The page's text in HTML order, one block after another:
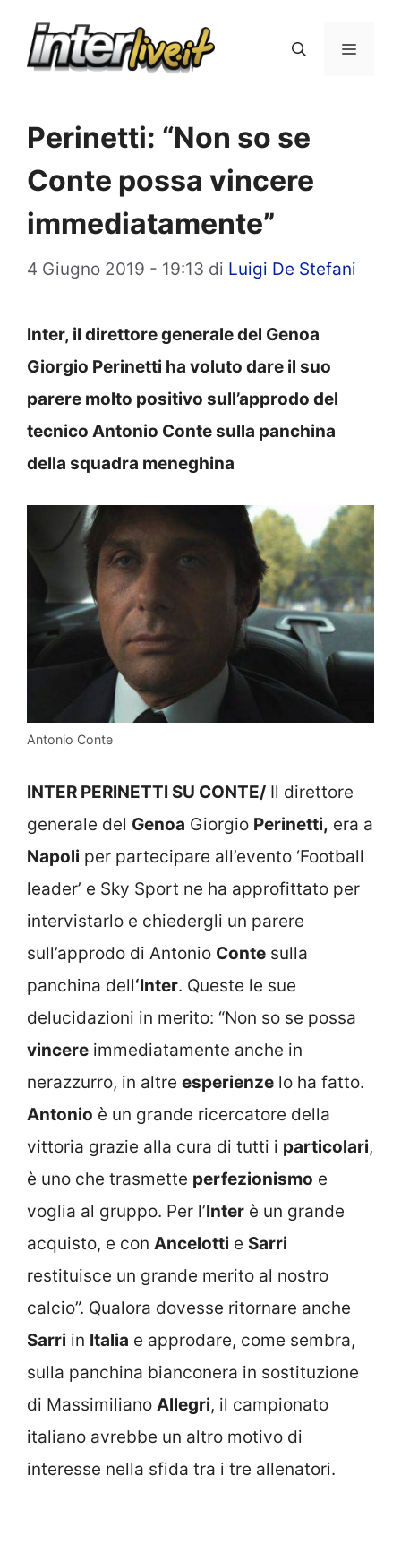
Menu
Perinetti: “Non so se
Conte possa vincere
immediatamente”
4 Giugno 2019 - 19:13 di Luigi De Stefani
Inter, il direttore generale del Genoa
Giorgio Perinetti ha voluto dare il suo
parere molto positivo sull’approdo del
tecnico Antonio Conte sulla panchina
della squadra meneghina
Antonio Conte
INTER PERINETTI SU CONTE/ Il direttore
generale del Genoa Giorgio Perinetti, era a
Napoli per partecipare all’evento ‘Football
leader’ e Sky Sport ne ha approfittato per
intervistarlo e chiedergli un parere
sull’approdo di Antonio Conte sulla
panchina dell‘Inter. Queste le sue
delucidazioni in merito: “Non so se possa
vincere immediatamente anche in
nerazzurro, in altre esperienze lo ha fatto.
Antonio è un grande ricercatore della
vittoria grazie alla cura di tutti i particolari,
è uno che trasmette perfezionismo e
voglia al gruppo. Per l’Inter è un grande
acquisto, e con Ancelotti e Sarri
restituisce un grande merito al nostro
calcio”. Qualora dovesse ritornare anche
Sarri in Italia e approdare, come sembra,
sulla panchina bianconera in sostituzione
di Massimiliano Allegri, il campionato
italiano avrebbe un altro motivo di
interesse nella sfida tra i tre allenatori.